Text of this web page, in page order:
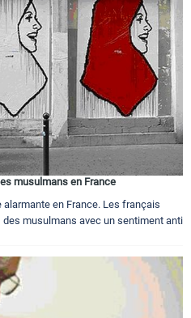
musulmans en France
en France. Les français
musulmans avec un sentiment anti